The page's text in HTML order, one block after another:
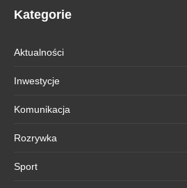
Kategorie
Aktualności
Inwestycje
Komunikacja
Rozrywka
Sport